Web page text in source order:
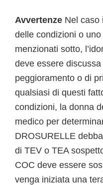
Avvertenze Nel caso
delle condizioni o
menzionati sotto,
deve essere
peggioramento o di
qualsiasi di questi
condizioni, la donna
medico per
DROSURELLE
di TEV o TEA
COC deve essere
venga iniziata una